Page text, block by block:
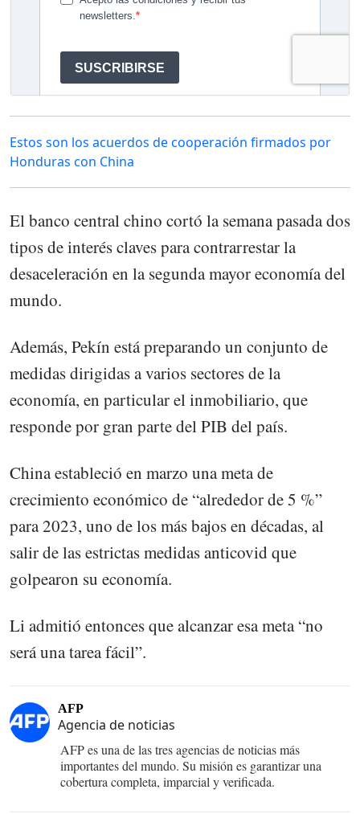
Estos son los acuerdos de cooperación firmados por
Honduras con China
El banco central chino cortó la semana pasada dos
tipos de interés claves para contrarrestar la
desaceleración en la segunda mayor economía del
mundo.
Además, Pekín está preparando un conjunto de
medidas dirigidas a varios sectores de la
economía, en particular el inmobiliario, que
responde por gran parte del PIB del país.
China estableció en marzo una meta de
crecimiento económico de “alrededor de 5 %”
para 2023, uno de los más bajos en décadas, al
salir de las estrictas medidas anticovid que
golpearon su economía.
Li admitió entonces que alcanzar esa meta “no
será una tarea fácil”.
AFP
Agencia de noticias
AFP es una de las tres agencias de noticias más
importantes del mundo. Su misión es garantizar una
cobertura completa, imparcial y verificada.